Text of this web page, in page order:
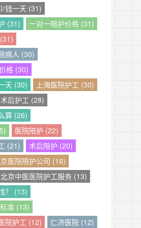
钱一天 (31)
(31)
一对一陪护价格 (31)
病人 (30)
格 (30)
天 (30)
上海医院护工 (30)
术后护工 (28)
算 (26)
医院陪护 (22)
(21)
术后陪护 (20)
医院陪护公司 (16)
北京中医医院护工服务 (13)
？ (13)
准 (13)
院护工 (12)
仁济医院 (12)